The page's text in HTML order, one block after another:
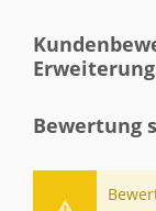
Bewertung